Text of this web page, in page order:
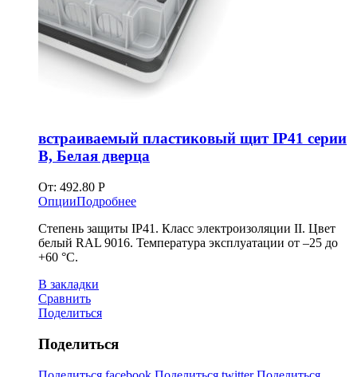
встраиваемый пластиковый щит IP41 серии
B, Белая дверца
От: 492.80 Р
ОпцииПодробнее
Степень защиты IP41. Класс электроизоляции II. Цвет
белый RAL 9016. Температура эксплуатации от –25 до
+60 °С.
В закладки
Сравнить
Поделиться
Поделиться